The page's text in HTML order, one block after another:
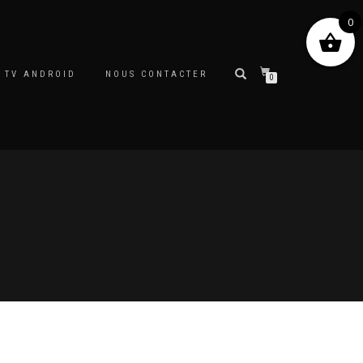
TV ANDROID NOUS CONTACTER 0
0